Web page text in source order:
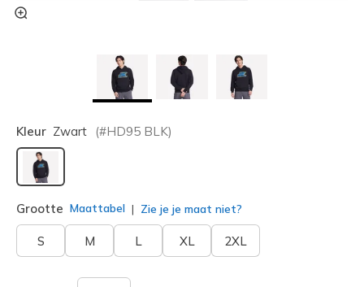
Kleur Zwart (#HD95 BLK)
geselecteerd
Grootte Maattabel Zie je je maat niet?
S M L XL 2XL